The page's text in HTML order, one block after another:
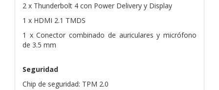
2 x Thunderbolt 4 con Power Delivery y Display
1 x HDMI 2.1 TMDS
1 x Conector combinado de auriculares y micrófono
de 3.5 mm
Seguridad
Chip de seguridad: TPM 2.0